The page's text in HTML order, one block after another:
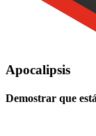
Apocalipsis
Demostrar que